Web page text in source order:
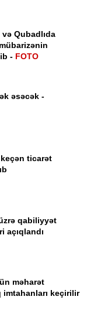
Qubadlıda
- FOTO
əsəcək -
ticarət
qabiliyyət
açıqlandı
məharət
imtahanları keçirilir